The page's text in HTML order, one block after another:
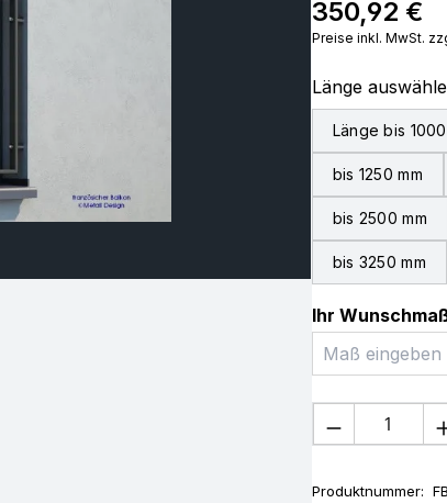
Regulärer Preis:
350,92 €
Preise inkl. MwSt.
Länge
Länge bis 1000
bis 1250 mm
bis 2500 mm
bis 3250 mm
Ihr
Produkt
Produktnummer: